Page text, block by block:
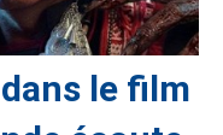
le film